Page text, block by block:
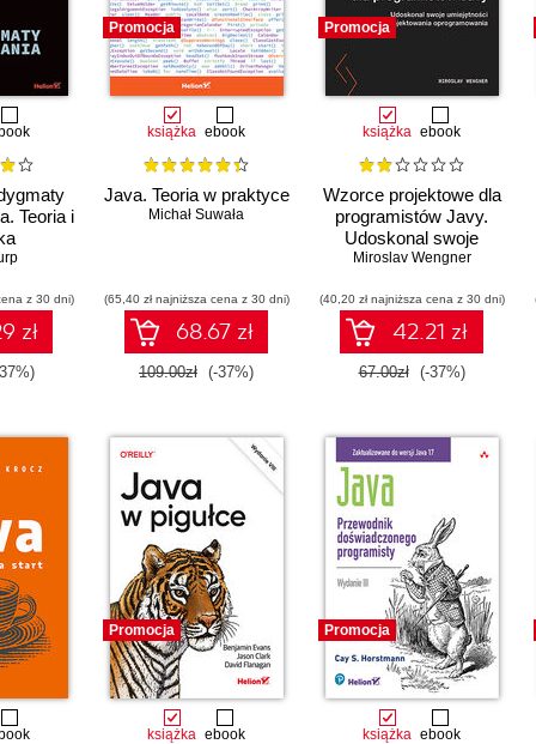
Teoria i
z 30 dni)
zł
Promocja
książka ebook
Java. Teoria w praktyce
Michał Suwała
(65,40 zł najniższa cena z 30 dni)
68.67 zł
109.00zł (-37%)
Promocja
książka ebook
Wzorce projektowe dla
programistów Javy.
Udoskonal swoje
umiejętności
oprogramowania
Miroslav Wengner
(40,20 zł najniższa cena z 30 dni)
42.21 zł
67.00zł (-37%)
Promocja
książka ebook
Promocja
książka ebook